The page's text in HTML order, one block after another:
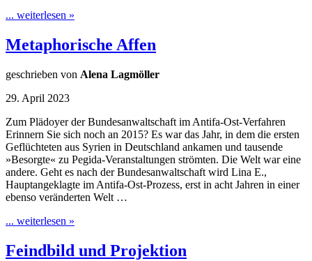
... weiterlesen »
Metaphorische Affen
geschrieben von Alena Lagmöller
29. April 2023
Zum Plädoyer der Bundesanwaltschaft im Antifa-Ost-Verfahren
Erinnern Sie sich noch an 2015? Es war das Jahr, in dem die ersten
Geflüchteten aus Syrien in Deutschland ankamen und tausende
»Besorgte« zu Pegida-Veranstaltungen strömten. Die Welt war eine
andere. Geht es nach der Bundesanwaltschaft wird Lina E.,
Hauptangeklagte im Antifa-Ost-Prozess, erst in acht Jahren in einer
ebenso veränderten Welt …
... weiterlesen »
Feindbild und Projektion